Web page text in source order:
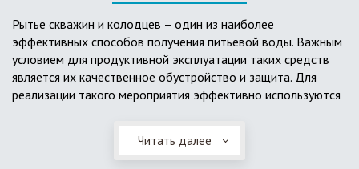
Рытье скважин и колодцев – один из наиболее
эффективных способов получения питьевой воды. Важным
условием для продуктивной эксплуатации таких средств
является их качественное обустройство и защита. Для
реализации такого мероприятия эффективно используются
Главное и неоспоримое преимущество кессонов – это
возможность эксплуатации в условиях пониженных
Читать далее